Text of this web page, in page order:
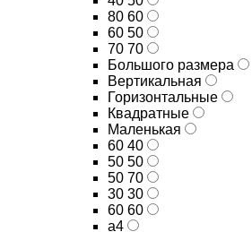
80 60
60 50
70 70
Большого размера
Вертикальная
Горизонтальные
Квадратные
Маленькая
60 40
50 50
50 70
30 30
60 60
а4